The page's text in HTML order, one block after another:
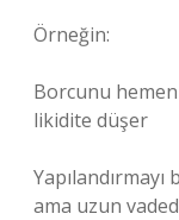
Örneğin:
Borcunu
likidite düşer
ama uzun